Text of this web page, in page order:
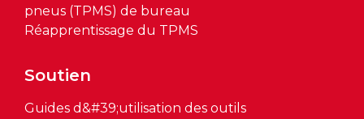
pneus (TPMS) de bureau
Réapprentissage du TPMS
Soutien
Guides d&#39;utilisation des outils